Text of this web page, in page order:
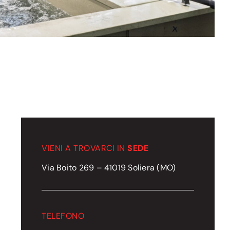
VIENI A TROVARCI INSEDE
Via Boito 269 – 41019 Soliera (MO)
TELEFONO